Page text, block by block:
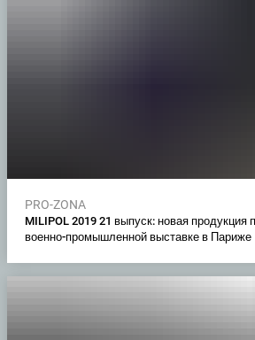
PRO-ZONA
MILIPOL 2019 21 выпуск: новая продукция
военно-промышленной выставке в Париже